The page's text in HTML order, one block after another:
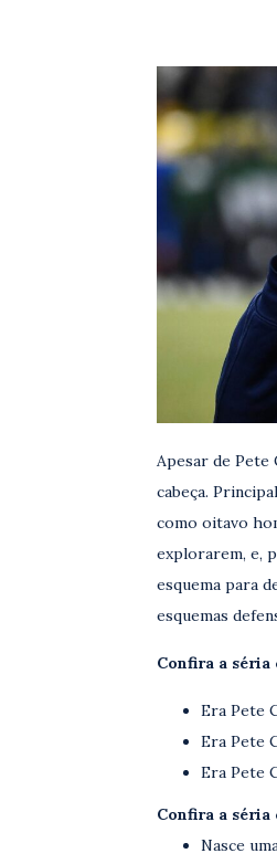
Apesar de
cabeça.
como oitavo
explorarem, e,
esquema para
esquemas
Confira a
Era Pete
Era Pete
Era Pete
Confira a
Nasce